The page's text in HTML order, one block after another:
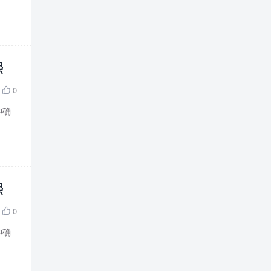
 0
 0